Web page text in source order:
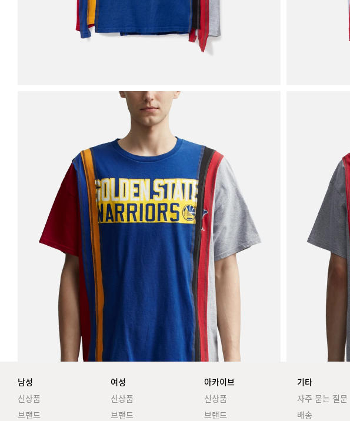
남성
신상품
브랜드
여성
신상품
브랜드
아카이브
신상품
브랜드
기타
자주 묻는 질문
배송